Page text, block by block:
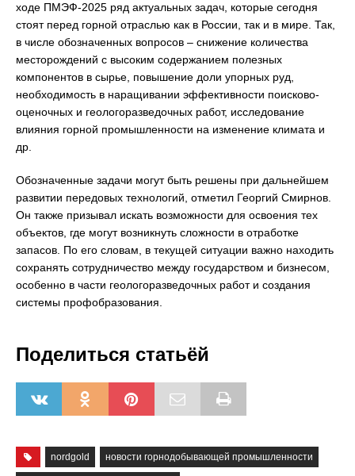
ходе ПМЭФ-2025 ряд актуальных задач, которые сегодня
стоят перед горной отраслью как в России, так и в мире. Так,
в числе обозначенных вопросов – снижение количества
месторождений с высоким содержанием полезных
компонентов в сырье, повышение доли упорных руд,
необходимость в наращивании эффективности поисково-
оценочных и геологоразведочных работ, исследование
влияния горной промышленности на изменение климата и
др.
Обозначенные задачи могут быть решены при дальнейшем
развитии передовых технологий, отметил Георгий Смирнов.
Он также призывал искать возможности для освоения тех
объектов, где могут возникнуть сложности в отработке
запасов. По его словам, в текущей ситуации важно находить
сохранять сотрудничество между государством и бизнесом,
особенно в части геологоразведочных работ и создания
системы профобразования.
Поделиться статьёй
nordgold новости горнодобывающей промышленности